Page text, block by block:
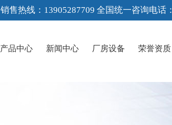
销售热线：13905287709 全国统一咨询电话：
产品中心 新闻中心 厂房设备 荣誉资质